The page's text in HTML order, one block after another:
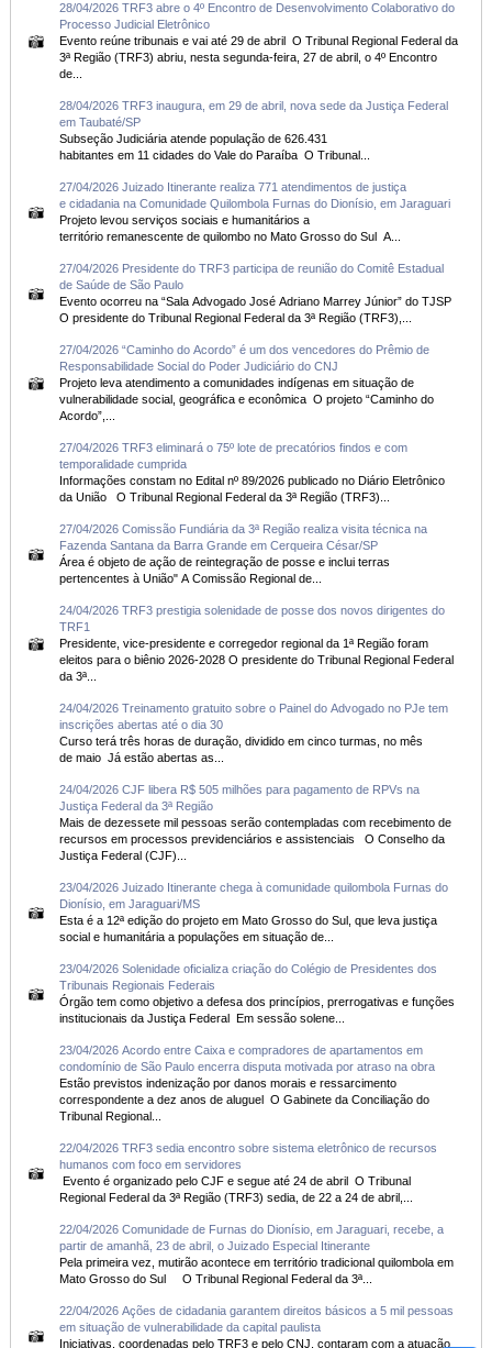
28/04/2026 TRF3 abre o 4º Encontro de Desenvolvimento Colaborativo do
Processo Judicial Eletrônico
Evento reúne tribunais e vai até 29 de abril O Tribunal Regional Federal da
3ª Região (TRF3) abriu, nesta segunda-feira, 27 de abril, o 4º Encontro
de...
28/04/2026 TRF3 inaugura, em 29 de abril, nova sede da Justiça Federal
em Taubaté/SP
Subseção Judiciária atende população de 626.431
habitantes em 11 cidades do Vale do Paraíba O Tribunal...
27/04/2026 Juizado Itinerante realiza 771 atendimentos de justiça
e cidadania na Comunidade Quilombola Furnas do Dionísio, em Jaraguari
Projeto levou serviços sociais e humanitários a
território remanescente de quilombo no Mato Grosso do Sul A...
27/04/2026 Presidente do TRF3 participa de reunião do Comitê Estadual
de Saúde de São Paulo
Evento ocorreu na “Sala Advogado José Adriano Marrey Júnior” do TJSP
O presidente do Tribunal Regional Federal da 3ª Região (TRF3),...
27/04/2026 “Caminho do Acordo” é um dos vencedores do Prêmio de
Responsabilidade Social do Poder Judiciário do CNJ
Projeto leva atendimento a comunidades indígenas em situação de
vulnerabilidade social, geográfica e econômica O projeto “Caminho do
Acordo”,...
27/04/2026 TRF3 eliminará o 75º lote de precatórios findos e com
temporalidade cumprida
Informações constam no Edital nº 89/2026 publicado no Diário Eletrônico
da União O Tribunal Regional Federal da 3ª Região (TRF3)...
27/04/2026 Comissão Fundiária da 3ª Região realiza visita técnica na
Fazenda Santana da Barra Grande em Cerqueira César/SP
Área é objeto de ação de reintegração de posse e inclui terras
pertencentes à União" A Comissão Regional de...
24/04/2026 TRF3 prestigia solenidade de posse dos novos dirigentes do
TRF1
Presidente, vice-presidente e corregedor regional da 1ª Região foram
eleitos para o biênio 2026-2028 O presidente do Tribunal Regional Federal
da 3ª...
24/04/2026 Treinamento gratuito sobre o Painel do Advogado no PJe tem
inscrições abertas até o dia 30
Curso terá três horas de duração, dividido em cinco turmas, no mês
de maio Já estão abertas as...
24/04/2026 CJF libera R$ 505 milhões para pagamento de RPVs na
Justiça Federal da 3ª Região
Mais de dezessete mil pessoas serão contempladas com recebimento de
recursos em processos previdenciários e assistenciais O Conselho da
Justiça Federal (CJF)...
23/04/2026 Juizado Itinerante chega à comunidade quilombola Furnas do
Dionísio, em Jaraguari/MS
Esta é a 12ª edição do projeto em Mato Grosso do Sul, que leva justiça
social e humanitária a populações em situação de...
23/04/2026 Solenidade oficializa criação do Colégio de Presidentes dos
Tribunais Regionais Federais
Órgão tem como objetivo a defesa dos princípios, prerrogativas e funções
institucionais da Justiça Federal Em sessão solene...
23/04/2026 Acordo entre Caixa e compradores de apartamentos em
condomínio de São Paulo encerra disputa motivada por atraso na obra
Estão previstos indenização por danos morais e ressarcimento
correspondente a dez anos de aluguel O Gabinete da Conciliação do
Tribunal Regional...
22/04/2026 TRF3 sedia encontro sobre sistema eletrônico de recursos
humanos com foco em servidores
Evento é organizado pelo CJF e segue até 24 de abril O Tribunal
Regional Federal da 3ª Região (TRF3) sedia, de 22 a 24 de abril,...
22/04/2026 Comunidade de Furnas do Dionísio, em Jaraguari, recebe, a
partir de amanhã, 23 de abril, o Juizado Especial Itinerante
Pela primeira vez, mutirão acontece em território tradicional quilombola em
Mato Grosso do Sul O Tribunal Regional Federal da 3ª...
22/04/2026 Ações de cidadania garantem direitos básicos a 5 mil pessoas
em situação de vulnerabilidade da capital paulista
Iniciativas, coordenadas pelo TRF3 e pelo CNJ, contaram com a atuação